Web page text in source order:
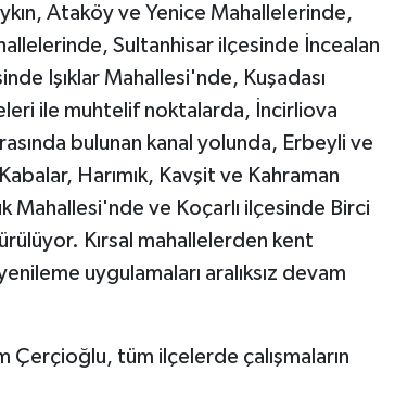
Ataköy ve Yenice Mahallelerinde,
Sultanhisar ilçesinde İncealan
Işıklar Mahallesi'nde, Kuşadası
ile muhtelif noktalarda, İncirliova
bulunan kanal yolunda, Erbeyli ve
Harımık, Kavşit ve Kahraman
Mahallesi'nde ve Koçarlı ilçesinde Birci
Kırsal mahallelerden kent
uygulamaları aralıksız devam
Çerçioğlu, tüm ilçelerde çalışmaların